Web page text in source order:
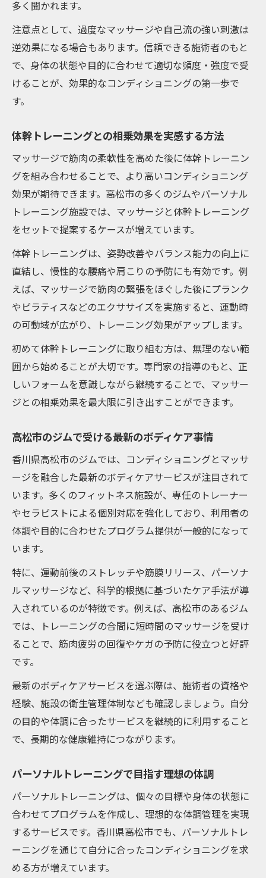
多く聞かれます。
注意点として、過度なマッサージや自己流の強い刺激は
逆効果になる場合もあります。信頼できる施術者のもと
で、身体の状態や目的に合わせて適切な頻度・強度で受
けることが、効果的なコンディショニングの第一歩で
す。
体幹トレーニングとの相乗効果を実感する方法
マッサージで筋肉の柔軟性を高めた後に体幹トレーニン
グを組み合わせることで、より高いコンディショニング
効果が期待できます。高松市の多くのジムやパーソナル
トレーニング施設では、マッサージと体幹トレーニング
をセットで提案するケースが増えています。
体幹トレーニングは、姿勢改善やバランス能力の向上に
直結し、慢性的な腰痛や肩こりの予防にも有効です。例
えば、マッサージで筋肉の緊張をほぐした後にプランク
やピラティスなどのエクササイズを実施すると、運動時
の可動域が広がり、トレーニング効果がアップします。
初めて体幹トレーニングに取り組む方は、無理のない範
囲から始めることが大切です。専門家の指導のもと、正
しいフォームを意識しながら継続することで、マッサー
ジとの相乗効果を最大限に引き出すことができます。
高松市のジムで受ける最新のボディケア事情
香川県高松市のジムでは、コンディショニングとマッサ
ージを融合した最新のボディケアサービスが注目されて
います。多くのフィットネス施設が、専任のトレーナー
やセラピストによる個別対応を強化しており、利用者の
体調や目的に合わせたプログラム提供が一般的になって
います。
特に、運動前後のストレッチや筋膜リリース、パーソナ
ルマッサージなど、科学的根拠に基づいたケア手法が導
入されているのが特徴です。例えば、高松市のあるジム
では、トレーニングの合間に短時間のマッサージを受け
ることで、筋肉疲労の回復やケガの予防に役立つと好評
です。
最新のボディケアサービスを選ぶ際は、施術者の資格や
経験、施設の衛生管理体制なども確認しましょう。自分
の目的や体調に合ったサービスを継続的に利用すること
で、長期的な健康維持につながります。
パーソナルトレーニングで目指す理想の体調
パーソナルトレーニングは、個々の目標や身体の状態に
合わせてプログラムを作成し、理想的な体調管理を実現
するサービスです。香川県高松市でも、パーソナルトレ
ーニングを通じて自分に合ったコンディショニングを求
める方が増えています。